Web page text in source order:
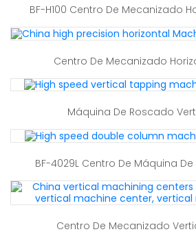
BF-H100 Centro De Mecanizado
Centro De Mecanizado
Máquina De Roscado
BF-4029L Centro De Máquina
Centro De Mecanizado